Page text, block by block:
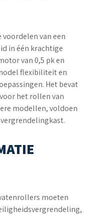
voordelen van een
in één krachtige
van 0,5 pk en
flexibiliteit en
Het bevat
het rollen van
modellen, voldoen
moeten